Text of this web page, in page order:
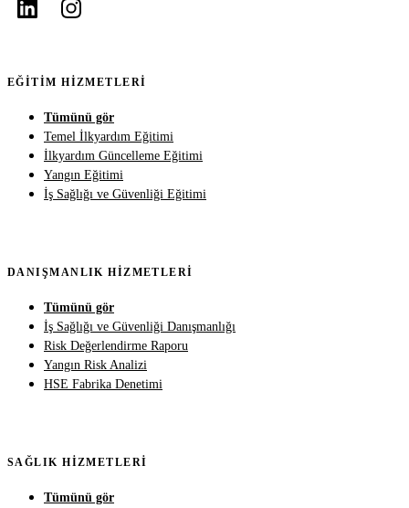
EĞITIM HIZMETLERI
Tümünü gör
Temel İlkyardım Eğitimi
İlkyardım Güncelleme Eğitimi
Yangın Eğitimi
İş Sağlığı ve Güvenliği Eğitimi
DANIŞMANLIK HIZMETLERI
Tümünü gör
İş Sağlığı ve Güvenliği Danışmanlığı
Risk Değerlendirme Raporu
Yangın Risk Analizi
HSE Fabrika Denetimi
SAĞLIK HIZMETLERI
Tümünü gör